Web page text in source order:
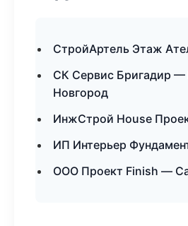
СтройАртель Этаж
СК Сервис Бригадир
Новгород
ИнжСтрой House
ИП Интерьер
ООО Проект Finish —